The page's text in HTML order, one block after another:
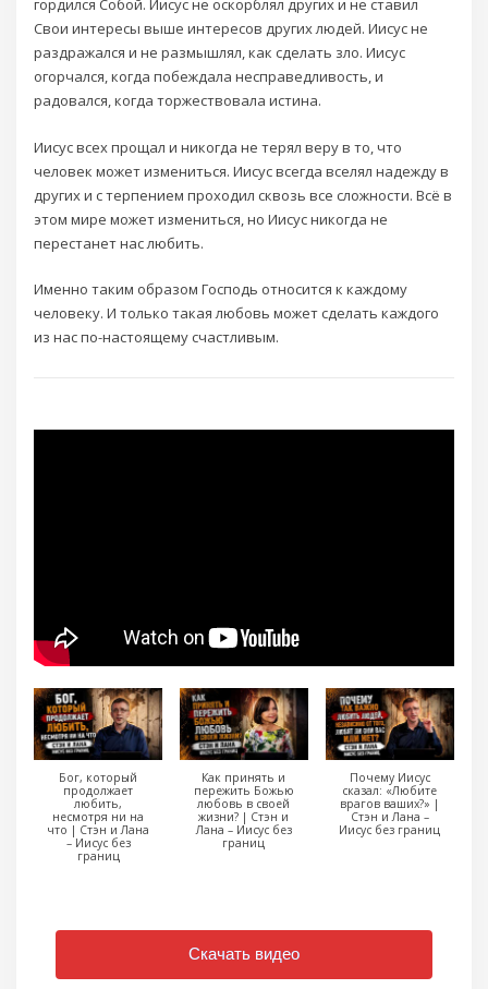
гордился Собой. Иисус не оскорблял других и не ставил
Свои интересы выше интересов других людей. Иисус не
раздражался и не размышлял, как сделать зло. Иисус
огорчался, когда побеждала несправедливость, и
радовался, когда торжествовала истина.
Иисус всех прощал и никогда не терял веру в то, что
человек может измениться. Иисус всегда вселял надежду в
других и с терпением проходил сквозь все сложности. Всё в
этом мире может измениться, но Иисус никогда не
перестанет нас любить.
Именно таким образом Господь относится к каждому
человеку. И только такая любовь может сделать каждого
из нас по-настоящему счастливым.
Бог, который
продолжает
любить,
несмотря ни на
что | Стэн и Лана
– Иисус без
границ
Как принять и
пережить Божью
любовь в своей
жизни? | Стэн и
Лана – Иисус без
границ
Почему Иисус
сказал: «Любите
врагов ваших?» |
Стэн и Лана –
Иисус без границ
Скачать видео